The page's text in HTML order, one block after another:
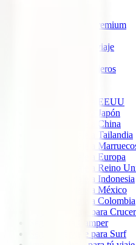
IATI Anulación Premium
IATI Anual Multiviaje
IATI Grandes Viajeros
Seguro de viaje a EEUU
Seguro de viaje a Japón
Seguro de viaje a China
Seguro de viaje a Tailandia
Seguro de viaje a
Seguro de viaje a Europa
Seguro de viaje a Reino
Seguro de viaje a Indonesia
Seguro de viaje a México
Seguro de viaje a Colombia
Seguro de viaje para
Seguro para Camper
Seguro de viaje para Surf